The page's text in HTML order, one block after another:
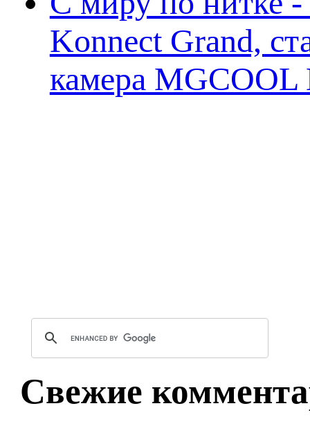
Konnect Grand,
камера MGCOOL
Свежие